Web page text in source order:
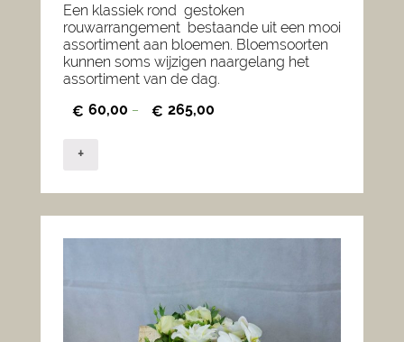
Een klassiek rond gestoken
rouwarrangement bestaande uit een mooi
assortiment aan bloemen. Bloemsoorten
kunnen soms wijzigen naargelang het
assortiment van de dag.
€ 60,00 – € 265,00
+